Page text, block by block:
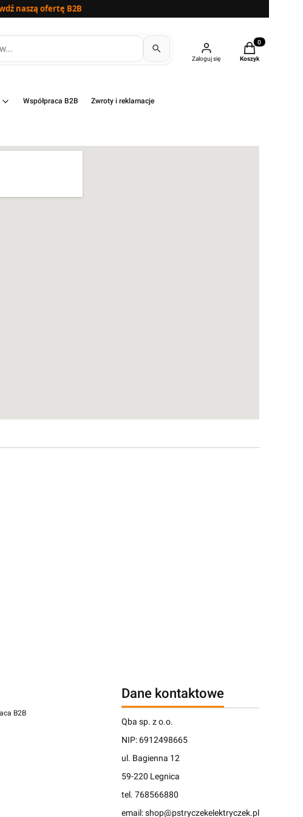
naszą ofertę B2B
Zaloguj się
Produkty w
Koszyk
Współpraca B2B Zwroty i reklamacje
B2B
Dane kontaktowe
Qba sp. z o.o.
NIP: 6912498665
ul. Bagienna 12
59-220 Legnica
tel. 768566880
email: shop@pstryczekelektryczek.pl